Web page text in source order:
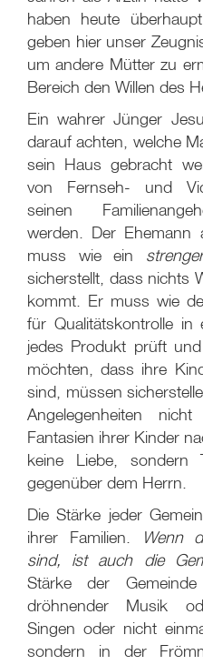
haben heute
geben hier unser
um andere Mütter zu
Bereich den Willen des
Ein wahrer Jünger
darauf achten, welche
sein Haus gebracht
von Fernseh- und
seinen
werden. Der Ehemann
muss wie ein
sicherstellt, dass nichts
kommt. Er muss wie
für Qualitätskontrolle
jedes Produkt prüft
möchten, dass ihre
sind, müssen
Angelegenheiten
Fantasien ihrer Kinder
keine Liebe, sondern
gegenüber dem Herrn.
Die Stärke jeder
ihrer Familien.
Wenn
sind, ist auch die
Stärke der
dröhnender Musik
Singen oder nicht
sondern in der